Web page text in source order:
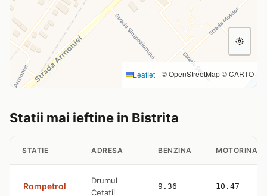
Leaflet | © OpenStreetMap © CARTO
Statii mai ieftine in Bistrita
STATIE ADRESA BENZINA MOTORINA
Rompetrol
Drumul
Cetatii
9.36 10.47